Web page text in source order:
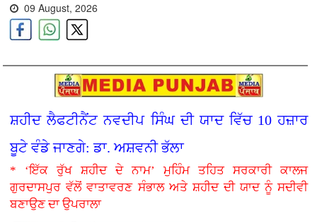
09 August, 2026
ਸ਼ਹੀਦ ਲੈਫਟੀਨੈਂਟ ਨਵਦੀਪ ਸਿੰਘ ਦੀ ਯਾਦ ਵਿੱਚ 10 ਹਜ਼ਾਰ
ਬੂਟੇ ਵੰਡੇ ਜਾਣਗੇ: ਡਾ. ਅਸ਼ਵਨੀ ਭੱਲਾ
* ‘ਇੱਕ ਰੁੱਖ ਸ਼ਹੀਦ ਦੇ ਨਾਮ’ ਮੁਹਿੰਮ ਤਹਿਤ ਸਰਕਾਰੀ ਕਾਲਜ
ਗੁਰਦਾਸਪੁਰ ਵੱਲੋਂ ਵਾਤਾਵਰਣ ਸੰਭਾਲ ਅਤੇ ਸ਼ਹੀਦ ਦੀ ਯਾਦ ਨੂੰ ਸਦੀਵੀ
ਬਣਾਉਣ ਦਾ ਉਪਰਾਲਾ